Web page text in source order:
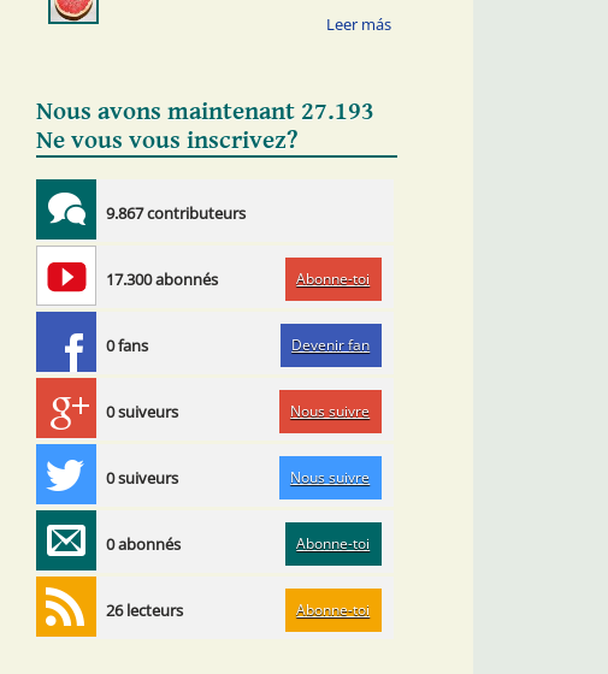
Nous avons maintenant 27.193
Ne vous vous inscrivez?
9.867 contributeurs
17.300 abonnés Abonne-toi
0 fans Devenir fan
0 suiveurs Nous suivre
0 suiveurs Nous suivre
0 abonnés Abonne-toi
26 lecteurs Abonne-toi